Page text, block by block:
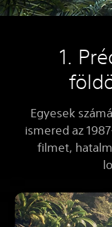
1.
Egyesek
ismered az
filmet,